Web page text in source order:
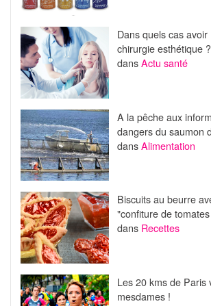
Dans quels cas
chirurgie esthétique ?
dansActu santé
A la pêche aux
dangers du saumon
dansAlimentation
Biscuits au beurre
"confiture de
dans Recettes
Les 20 kms de Paris
mesdames !